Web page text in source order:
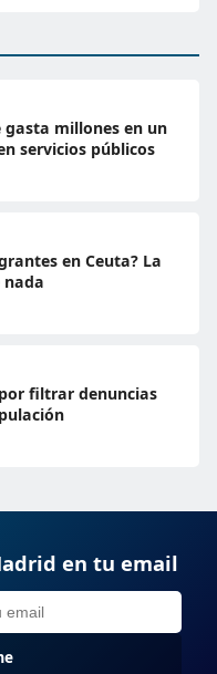
gasta millones en un
servicios públicos
en Ceuta? La
nada
filtrar denuncias
en tu email